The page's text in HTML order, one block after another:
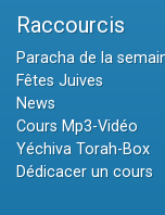
Raccourcis
Paracha de la
Fêtes Juives
News
Cours Mp3-Vidéo
Yéchiva Torah-Box
Dédicacer un cours